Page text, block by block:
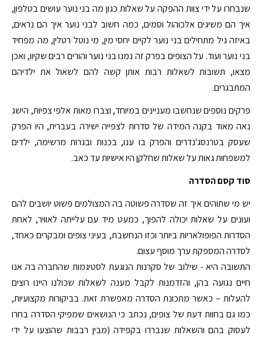
שנבחרו על ידי צוות ההפקה על שאלות כגון מה בני נוער עושים בטלפון,
איך הם משיגים אלכוהול וסמים, כמה חשוב לבני נוער איך הם נראים,
באיזה גיל מתחילים בני נוער לקיים יחסי מין, מי נוטל רטלין, מה מפחיד
בני נוער ועוד. על הצופים בפרק זה נמנו בני נוער והורים רבים שקיוו, ואכן
מצאו, תשובות לשאלות רבות אותן קשה להם לשאול את ילדיהם
המתבגרים.
פרקים נוספים שנחשבו מעניינים במיוחד, וצברו מאות אלפי צפיות, הישג
נאה מאוד בקנה המידה של סדרות לצפייה ישירה בעברית, היו הפרק
שעסק בטרנסג'נדרים והפרק בו ענו, בכנות ובגרות מרשימה, ילדים
למשפחות גאות על שאלות שחלקן היו אישיות עד כאב.
סוד קסם הסדרה
יש מי שתוהים איך זה שסדרה פשוטה בה המצולמים פשוט יושבים להם
ועונים על שאלות יכולה להפוך, כמעט מיד עם עלייתה לאוויר, לאחת
הסדרות הפופולאריות ביותר וכזו הנחשבת, בעיני צופים ומבקרים כאחד,
לסדרה המספקת ערך מוסף עצום.
התשובה היא - שילוב של סקרנות הנוגעת לסטיגמות שהחברה בה אנו
חיים נגועה בהן, והזדמנות לקבל מענה לשאלות שכולנו היינו רוצים
להעלות – כאשר מתכונת הסדרה מאפשרת זאת. בביקורות מקצועיות,
כמו גם בחוות דעת של צופים, נכתב כי הנושאים שמפיקי הסדרה בחרו
לעסוק בהם והשאלות שנבררו בקפידה (מבין רבבות שהוצעו על ידי